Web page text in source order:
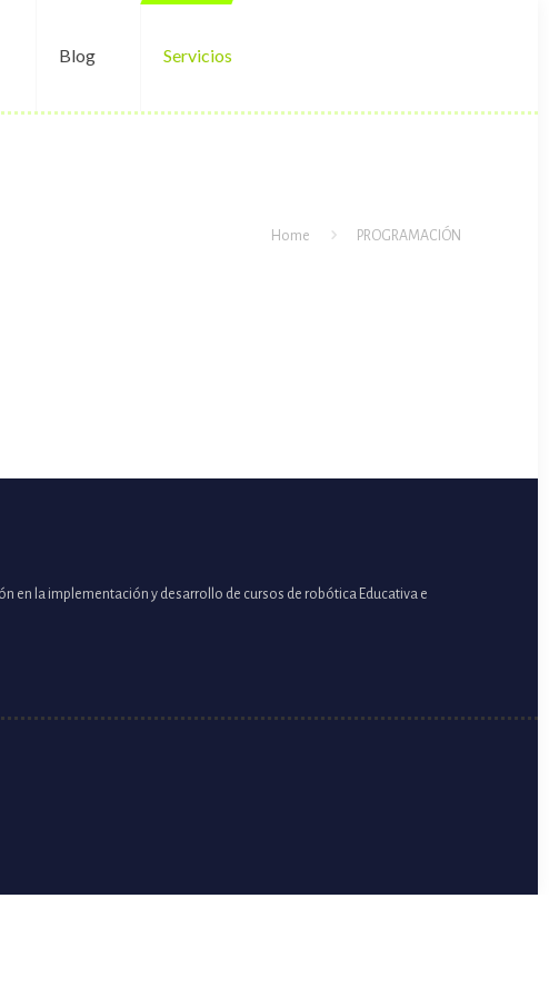
Blog Servicios
Home PROGRAMACIÓN
en la implementación y desarrollo de cursos de robótica Educativa e